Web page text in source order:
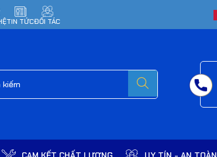
TIN TỨCĐỐI TÁC